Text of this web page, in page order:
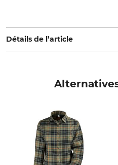
Germany, www.orbis-textil.de
Détails de l’article
Blanchir
Ne pas blanchir
Repassage